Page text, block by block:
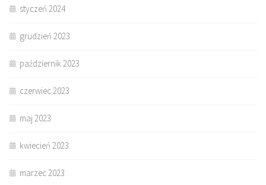
styczeń 2024
grudzień 2023
październik 2023
czerwiec 2023
maj 2023
kwiecień 2023
marzec 2023